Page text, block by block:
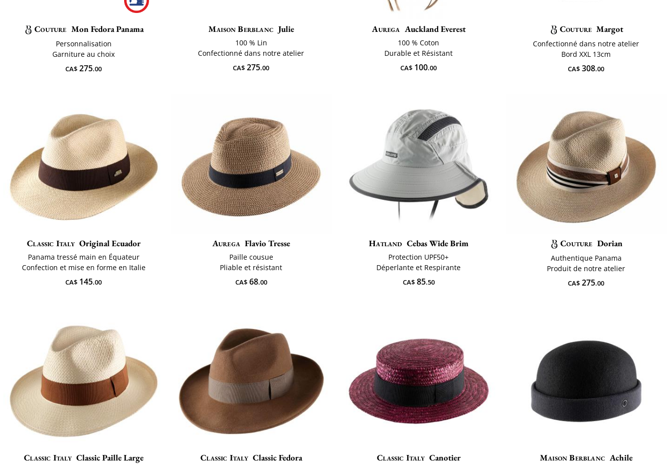
Couture Mon Fedora Panama
Personnalisation
Garniture au choix
CA$ 275.00
Maison Berblanc Julie
100 % Lin
Confectionné dans notre atelier
CA$ 275.00
Aurega Auckland Everest
100 % Coton
Durable et Résistant
CA$ 100.00
Couture Margot
Confectionné dans notre atelier
Bord XXL 13cm
CA$ 308.00
Classic Italy Original Ecuador
Panama tressé main en Équateur
Confection et mise en forme en Italie
CA$ 145.00
Aurega Flavio Tresse
Paille cousue
Pliable et résistant
CA$68.00
Hatland Cebas Wide Brim
Protection UPF50+
Déperlante et Respirante
CA$85.50
Couture Dorian
Authentique Panama
Produit de notre atelier
CA$ 275.00
Classic Italy Classic Paille Large Classic Italy Classic Fedora Classic Italy Canotier Maison Berblanc Achile